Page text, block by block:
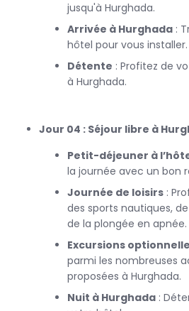
jusqu'à Hurghada.
Arrivée à Hurghada :
hôtel pour vous installer.
Détente : Profitez de
à Hurghada.
Jour 04 : Séjour libre à
Petit-déjeuner à
la journée avec un bon
Journée de loisirs :
des sports nautiques,
de la plongée en apnée.
Excursions
parmi les nombreuses
proposées à Hurghada.
Nuit à Hurghada :